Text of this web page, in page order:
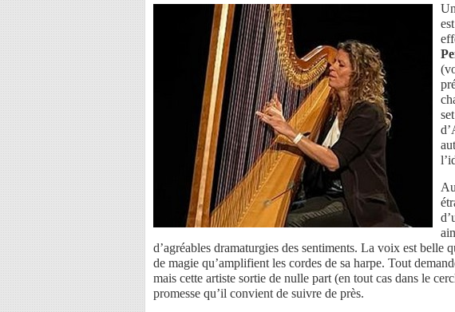
d’agréables dramaturgies des sentiments. La voix est belle
de magie qu’amplifient les cordes de sa harpe. Tout
mais cette artiste sortie de nulle part (en tout cas dans le
promesse qu’il convient de suivre de près.